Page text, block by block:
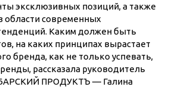
эксклюзивных позиций, а также
области современных
Каким должен быть
на каких принципах вырастает
бренда, как не только успевать,
рассказала руководитель
ПРОДУКТЪ — Галина